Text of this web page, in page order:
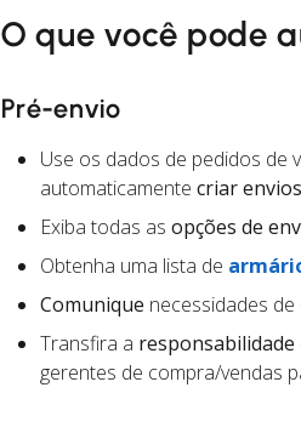
O que você pode
Pré-envio
Use os dados de pedidos de
automaticamente criar envios
Exiba todas as opções de
Obtenha uma lista de
Comunique necessidades
Transfira a responsabilidade
gerentes de compra/vendas